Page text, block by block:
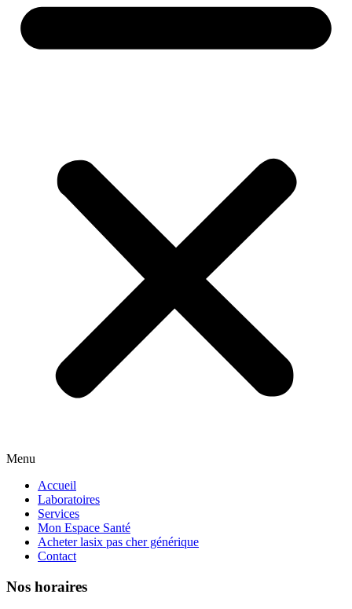
Menu
Accueil
Laboratoires
Services
Mon Espace Santé
Acheter lasix pas cher générique
Contact
Nos horaires